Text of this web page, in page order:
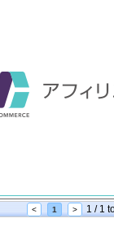
< 1 > 1 / 1